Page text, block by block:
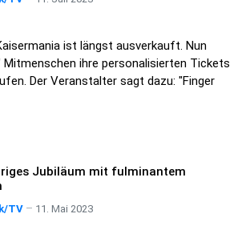
ist längst ausverkauft. Nun
Mitmenschen ihre personalisierten Tickets
Der Veranstalter sagt dazu: "Finger
Jubiläum mit fulminantem
TV 11. Mai 2023